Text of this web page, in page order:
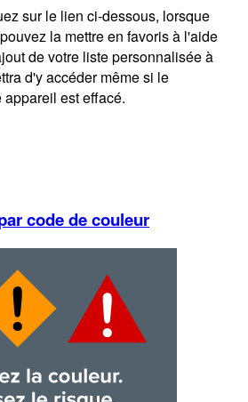
sur le lien ci-dessous, lorsque
la mettre en favoris à l'aide
de votre liste personnalisée à
d'y accéder même si le
est effacé.
code de couleur